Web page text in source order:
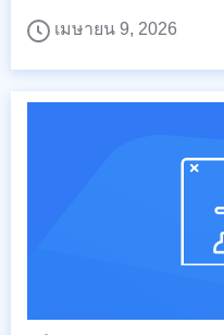
เมษายน 9, 2026